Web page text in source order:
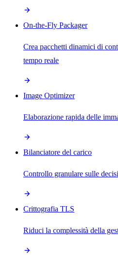
On-the-Fly Packager
Crea pacchetti dinamici di
tempo reale
Image Optimizer
Elaborazione rapida delle
Bilanciatore del carico
Controllo granulare sulle
Crittografia TLS
Riduci la complessità della